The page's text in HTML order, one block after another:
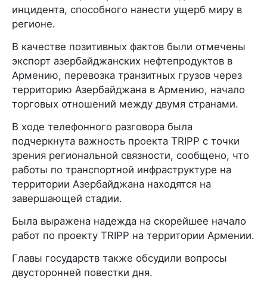
инцидента, способного нанести ущерб миру в
регионе.
В качестве позитивных фактов были отмечены
экспорт азербайджанских нефтепродуктов в
Армению, перевозка транзитных грузов через
территорию Азербайджана в Армению, начало
торговых отношений между двумя странами.
В ходе телефонного разговора была
подчеркнута важность проекта TRIPP с точки
зрения региональной связности, сообщено, что
работы по транспортной инфраструктуре на
территории Азербайджана находятся на
завершающей стадии.
Была выражена надежда на скорейшее начало
работ по проекту TRIPP на территории Армении.
Главы государств также обсудили вопросы
двусторонней повестки дня.